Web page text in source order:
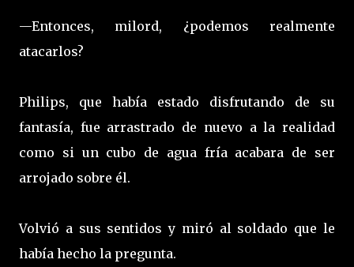
—Entonces, milord, ¿podemos realmente
atacarlos?
Philips, que había estado disfrutando de su
fantasía, fue arrastrado de nuevo a la realidad
como si un cubo de agua fría acabara de ser
arrojado sobre él.
Volvió a sus sentidos y miró al soldado que le
había hecho la pregunta.